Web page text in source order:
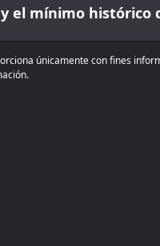
el mínimo histórico
únicamente con fines